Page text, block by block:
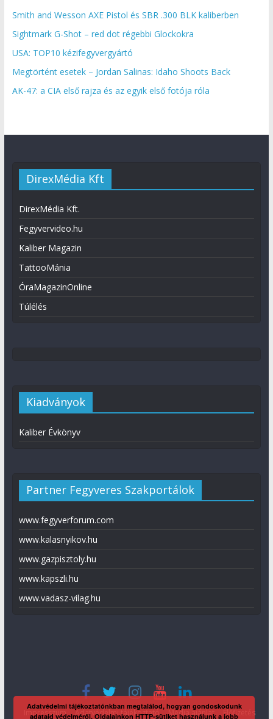
Smith and Wesson AXE Pistol és SBR .300 BLK kaliberben
Sightmark G-Shot – red dot régebbi Glockokra
USA: TOP10 kézifegyvergyártó
Megtörtént esetek – Jordan Salinas: Idaho Shoots Back
AK-47: a CIA első rajza és az egyik első fotója róla
DirexMédia Kft
DirexMédia Kft.
Fegyvervideo.hu
Kaliber Magazin
TattooMánia
ÓraMagazinOnline
Túlélés
Kiadványok
Kaliber Évkönyv
Partner Fegyveres Szakportálok
www.fegyverforum.com
www.kalasnyikov.hu
www.gazpisztoly.hu
www.kapszli.hu
www.vadasz-vilag.hu
Impresszum Adatvédelmi tájékoztató Média ajánlat
Előfizetés
Adatvédelmi tájékoztatónkban megtalálod, hogyan gondoskodunk
adataid védelméről. Oldalainkon HTTP-sütiket használunk a jobb